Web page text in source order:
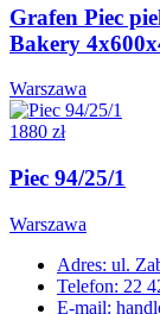
Grafen Piec
Bakery
Warszawa
1880 zł
Piec 94/25/1
Warszawa
Adres: ul.
Telefon: 22
E-mail: